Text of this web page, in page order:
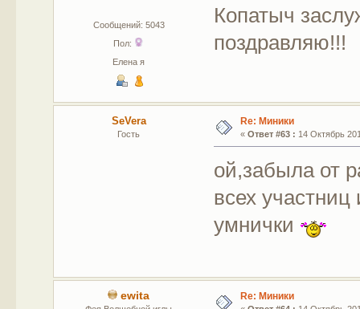
Сообщений: 5043
Пол:
Елена я
Копатыч
поздравляю!!!
SeVera
Гость
Re: Миники
« Ответ #63 : 14 Октябрь
ой,забыла от
всех
умнички
ewita Re: Миники